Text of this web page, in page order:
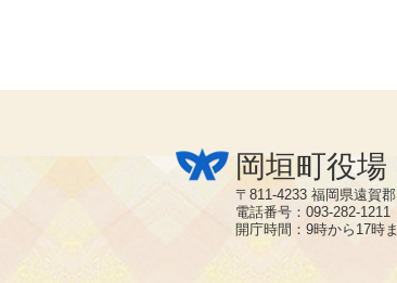
岡垣町役場
〒811-4233 福岡県遠賀
電話番号：093-282-
開庁時間：9時から17時